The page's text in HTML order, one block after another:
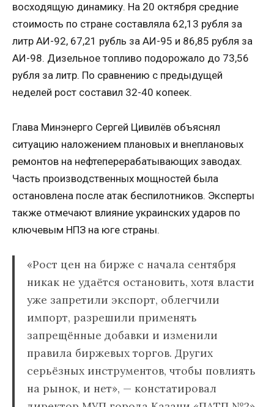
восходящую динамику. На 20 октября средние
стоимость по стране составляла 62,13 рубля за
литр АИ-92, 67,21 рубль за АИ-95 и 86,85 рубля за
АИ-98. Дизельное топливо подорожало до 73,56
рубля за литр. По сравнению с предыдущей
неделей рост составил 32-40 копеек.
Глава Минэнерго Сергей Цивилёв объяснял
ситуацию наложением плановых и внеплановых
ремонтов на нефтеперерабатывающих заводах.
Часть производственных мощностей была
остановлена после атак беспилотников. Эксперты
также отмечают влияние украинских ударов по
ключевым НПЗ на юге страны.
«Рост цен на бирже с начала сентября
никак не удаётся остановить, хотя власти
уже запретили экспорт, облегчили
импорт, разрешили применять
запрещённые добавки и изменили
правила биржевых торгов. Других
серьёзных инструментов, чтобы повлиять
на рынок, и нет», — констатировал